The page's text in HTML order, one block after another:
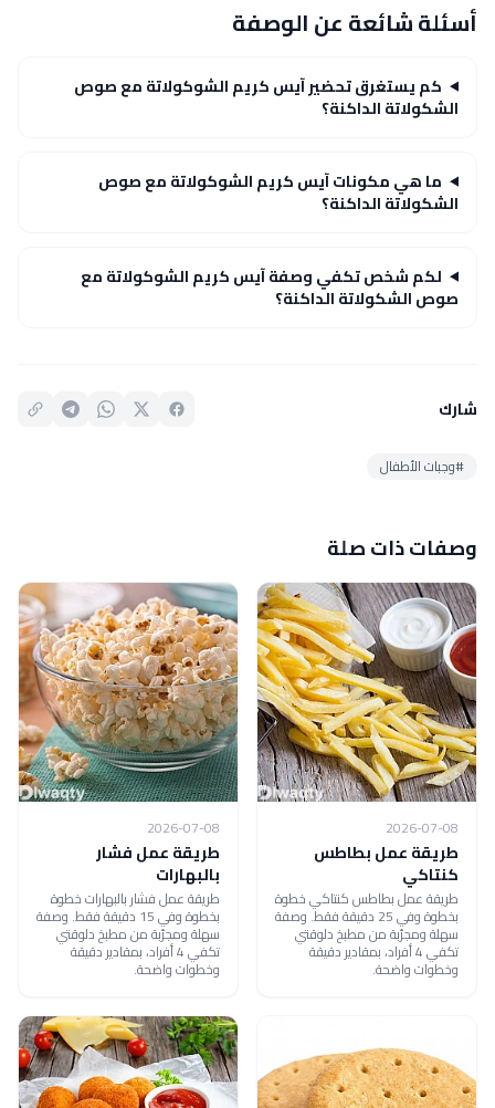
أسئلة شائعة عن الوصفة
كم يستغرق تحضير آيس كريم الشوكولاتة مع صوص
الشكولاتة الداكنة؟
ما هي مكونات آيس كريم الشوكولاتة مع صوص
الشكولاتة الداكنة؟
لكم شخص تكفي وصفة آيس كريم الشوكولاتة مع
صوص الشكولاتة الداكنة؟
شارك
#وجبات الأطفال
وصفات ذات صلة
2026-07-08
طريقة عمل بطاطس
كنتاكي
طريقة عمل بطاطس كنتاكي خطوة
بخطوة وفي 25 دقيقة فقط. وصفة
سهلة ومجرّبة من مطبخ دلوقتي
تكفي 4 أفراد، بمقادير دقيقة
وخطوات واضحة.
2026-07-08
طريقة عمل فشار
بالبهارات
طريقة عمل فشار بالبهارات خطوة
بخطوة وفي 15 دقيقة فقط. وصفة
سهلة ومجرّبة من مطبخ دلوقتي
تكفي 4 أفراد، بمقادير دقيقة
وخطوات واضحة.